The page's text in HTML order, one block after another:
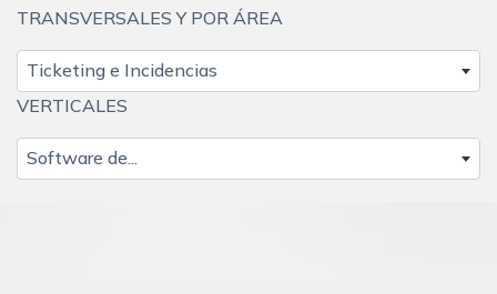
TRANSVERSALES Y POR ÁREA
Ticketing e Incidencias
VERTICALES
Software de...